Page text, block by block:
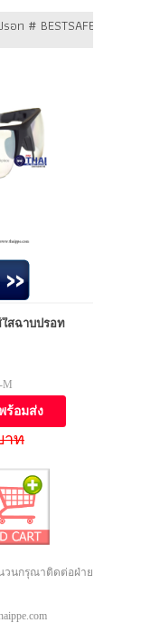
อท # BESTSAFE
สฉาบปรอท
M
ร้อมส่ง
าท
วนกรุณาติดต่อฝ่าย